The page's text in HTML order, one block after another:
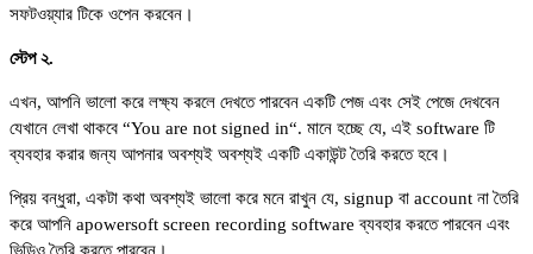
সফটওয়্যার টিকে ওপেন করবেন।
স্টেপ ২.
এখন, আপনি ভালো করে লক্ষ্য করলে দেখতে পারবেন একটি পেজ এবং সেই পেজে দেখবেন
যেখানে লেখা থাকবে “You are not signed in“. মানে হচ্ছে যে, এই software টি
ব্যবহার করার জন্য আপনার অবশ্যই অবশ্যই একটি একাউন্ট তৈরি করতে হবে।
প্রিয় বন্ধুরা, একটা কথা অবশ্যই ভালো করে মনে রাখুন যে, signup বা account না তৈরি
করে আপনি apowersoft screen recording software ব্যবহার করতে পারবেন এবং